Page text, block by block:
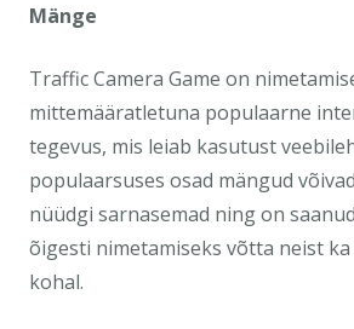
Mänge
Traffic Camera Game on
mittemääratletuna populaarne
tegevus, mis leiab kasutust
populaarsuses osad mängud
nüüdgi sarnasemad ning on
õigesti nimetamiseks võtta neist
kohal.